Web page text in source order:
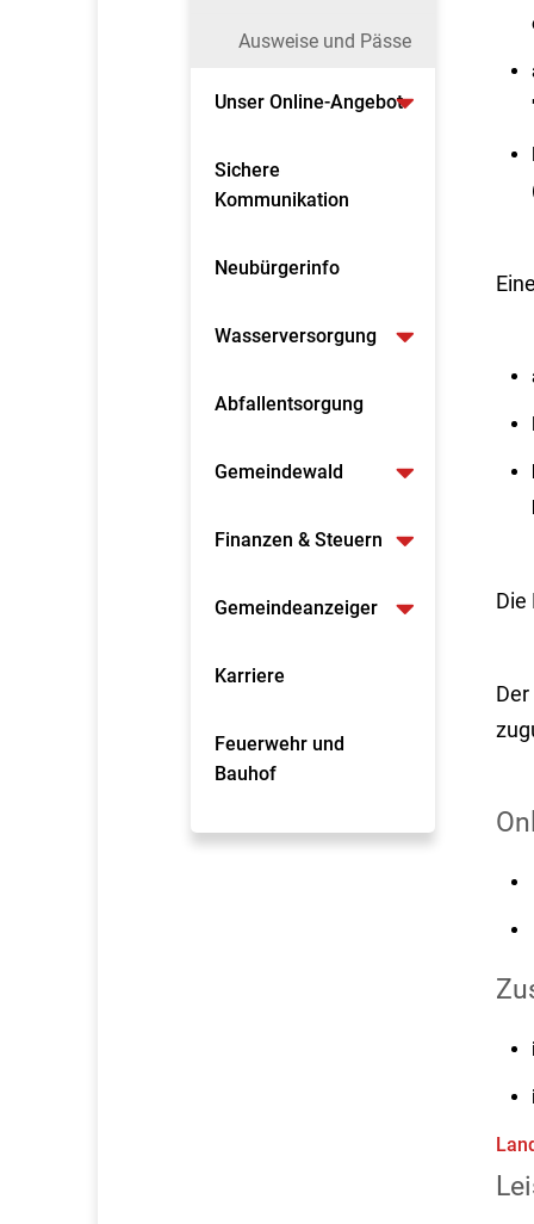
Ausweise und Pässe
Unser Online-Angebot
Sichere
Kommunikation
Neubürgerinfo
Wasserversorgung
Abfallentsorgung
Gemeindewald
Finanzen & Steuern
Gemeindeanzeiger
Karriere
Feuerwehr und
Bauhof
Die